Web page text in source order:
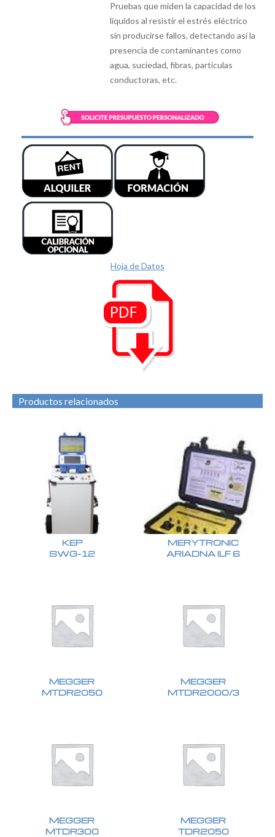
Pruebas que miden la capacidad de los
líquidos al resistir el estrés eléctrico
sin producirse fallos, detectando así la
presencia de contaminantes como
agua, suciedad, fibras, partículas
conductoras, etc.
Hoja de Datos
Productos relacionados
KEP
SWG-12
MERYTRONIC
ARIADNA ILF 6
MEGGER
MTDR2050
MEGGER
MTDR2000/3
MEGGER
MTDR300
MEGGER
TDR2050